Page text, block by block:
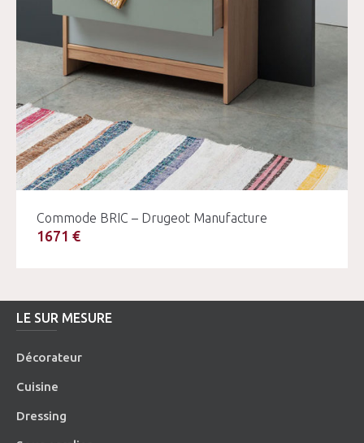
Commode BRIC – Drugeot Manufacture
1671 €
LE SUR MESURE
Décorateur
Cuisine
Dressing